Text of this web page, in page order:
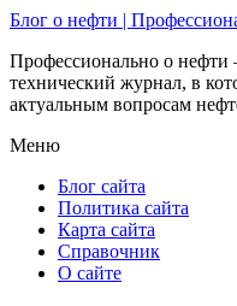
Блог о нефти |
Профессионально о нефти
технический журнал, в
актуальным вопросам
Меню
Блог сайта
Политика сайта
Карта сайта
Справочник
О сайте